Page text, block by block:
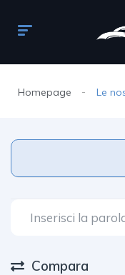
Homepage Le
Compara